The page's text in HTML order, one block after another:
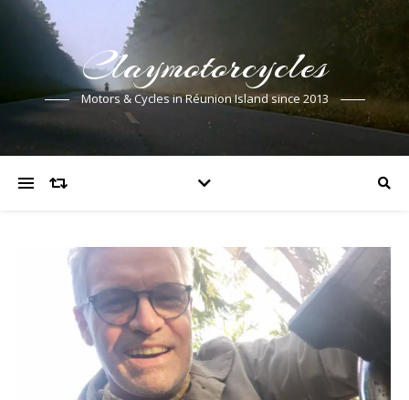
Claymotorcycles
Motors & Cycles in Réunion Island since 2013